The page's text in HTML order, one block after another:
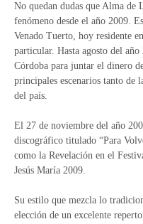
No quedan dudas que Alma de
fenómeno desde el año 2009.
Venado Tuerto, hoy residente
particular. Hasta agosto del
Córdoba para juntar el dinero
principales escenarios tanto de
del país.
El 27 de noviembre del año
discográfico titulado “Para
como la Revelación en el
Jesús María 2009.
Su estilo que mezcla lo
elección de un excelente